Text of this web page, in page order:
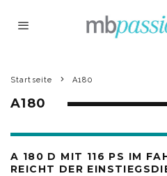
Startseite A180
A180
A 180 D MIT 116 PS IM
REICHT DER